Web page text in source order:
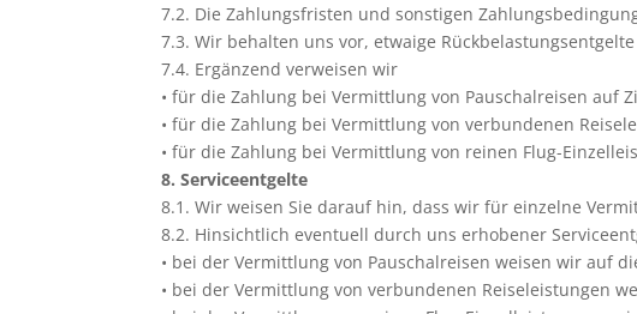
7.2. Die Zahlungsfristen und sonstigen
7.3. Wir behalten uns vor, etwaige
7.4. Ergänzend verweisen wir
• für die Zahlung bei Vermittlung von Pauschalreisen auf
• für die Zahlung bei Vermittlung von verbundenen
• für die Zahlung bei Vermittlung von reinen Flug-
8. Serviceentgelte
8.1. Wir weisen Sie darauf hin, dass wir für einzelne
8.2. Hinsichtlich eventuell durch uns erhobener
• bei der Vermittlung von Pauschalreisen weisen wir auf
• bei der Vermittlung von verbundenen Reiseleistungen